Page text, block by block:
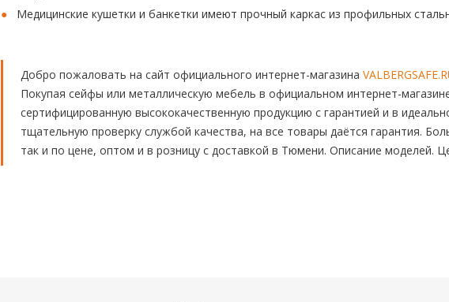
Медицинские кушетки и банкетки имеют прочный каркас из профильных
Добро пожаловать на сайт официального интернет-магазина
Покупая сейфы или металлическую мебель в официальном интернет-
сертифицированную высококачественную продукцию с гарантией и в
тщательную проверку службой качества, на все товары даётся гарантия.
так и по цене, оптом и в розницу с доставкой в Тюмени. Описание моделей.